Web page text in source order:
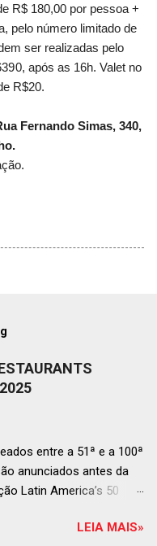
R$ 180,00 por pessoa +
pelo número limitado de
ser realizadas pelo
, após as 16h. Valet no
R$20.
Fernando Simas, 340,
entre a 51ª e a 100ª
anunciados antes da
Latin America’s 50
Antígua, Guatemala
LEIA MAIS»